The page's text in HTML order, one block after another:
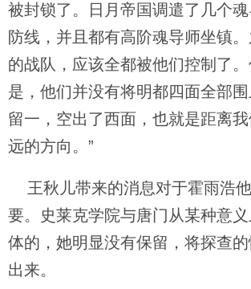
被封锁了。日月帝国调遣了几个
防线，并且都有高阶魂导师坐镇
的战队，应该全都被他们控制了
是，他们并没有将明都四面全部
留一，空出了西面，也就是距离
远的方向。”
王秋儿带来的消息对于霍雨浩
要。史莱克学院与唐门从某种意
体的，她明显没有保留，将探查
出来。